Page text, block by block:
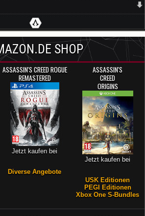
SHOP
ASSASSIN'S CREED ROGUE
REMASTERED
Jetzt kaufen bei
Diverse Angebote
ASSASSIN'S
CREED
ORIGINS
Jetzt kaufen bei
USK Editionen
PEGI Editionen
Xbox One S-Bundles